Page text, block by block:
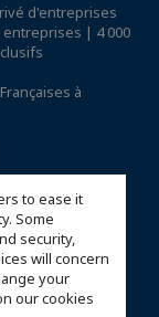
to ease it
Some
security,
will concern
your
our cookies
d'entreprises
entreprises | 4 000
à